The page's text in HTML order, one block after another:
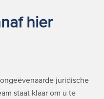
hier
juridische
staat klaar om u te